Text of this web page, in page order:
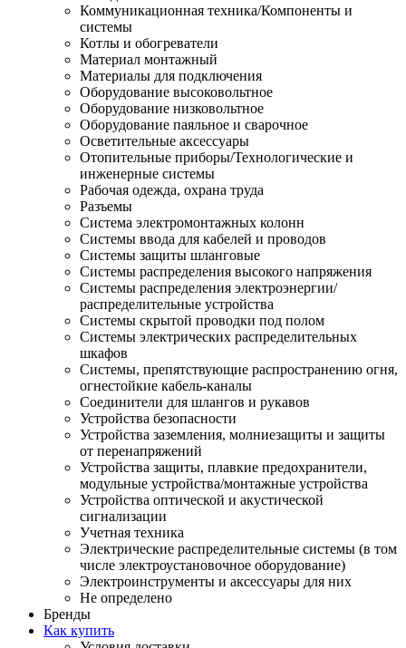
Коммуникационная техника/Компоненты и
системы
Котлы и обогреватели
Материал монтажный
Материалы для подключения
Оборудование высоковольтное
Оборудование низковольтное
Оборудование паяльное и сварочное
Осветительные аксессуары
Отопительные приборы/Технологические и
инженерные системы
Рабочая одежда, охрана труда
Разъемы
Система электромонтажных колонн
Системы ввода для кабелей и проводов
Системы защиты шланговые
Системы распределения высокого напряжения
Системы распределения электроэнергии/
распределительные устройства
Системы скрытой проводки под полом
Системы электрических распределительных
шкафов
Системы, препятствующие распространению огня,
огнестойкие кабель-каналы
Соединители для шлангов и рукавов
Устройства безопасности
Устройства заземления, молниезащиты и защиты
от перенапряжений
Устройства защиты, плавкие предохранители,
модульные устройства/монтажные устройства
Устройства оптической и акустической
сигнализации
Учетная техника
Электрические распределительные системы (в том
числе электроустановочное оборудование)
Электроинструменты и аксессуары для них
Не определено
Бренды
Как купить